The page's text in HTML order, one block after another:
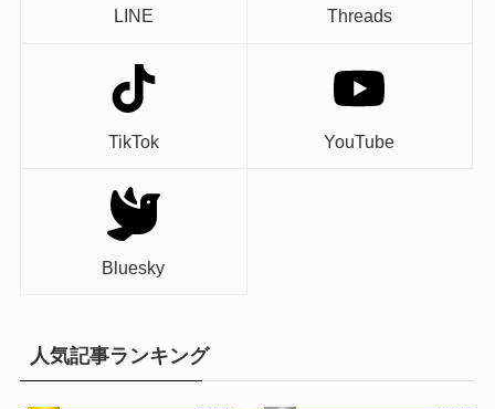
LINE Threads
TikTok YouTube
Bluesky
人気記事ランキング